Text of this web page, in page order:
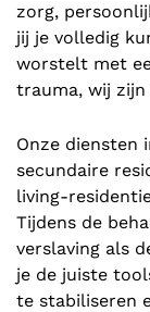
zorg,
jij je volledig
worstelt met
trauma, wij
Onze diensten
secundaire
living-
Tijdens de
verslaving als
je de juiste
te stabiliseren